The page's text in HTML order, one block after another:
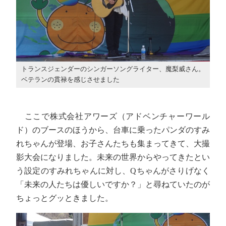
トランスジェンダーのシンガーソングライター、魔梨威さん。
ベテランの貫禄を感じさせました
ここで株式会社アワーズ（アドベンチャーワール
ド）のブースのほうから、台車に乗ったパンダのすみ
れちゃんが登場、お子さんたちも集まってきて、大撮
影大会になりました。未来の世界からやってきたとい
う設定のすみれちゃんに対し、Qちゃんがさりげなく
「未来の人たちは優しいですか？」と尋ねていたのが
ちょっとグッときました。